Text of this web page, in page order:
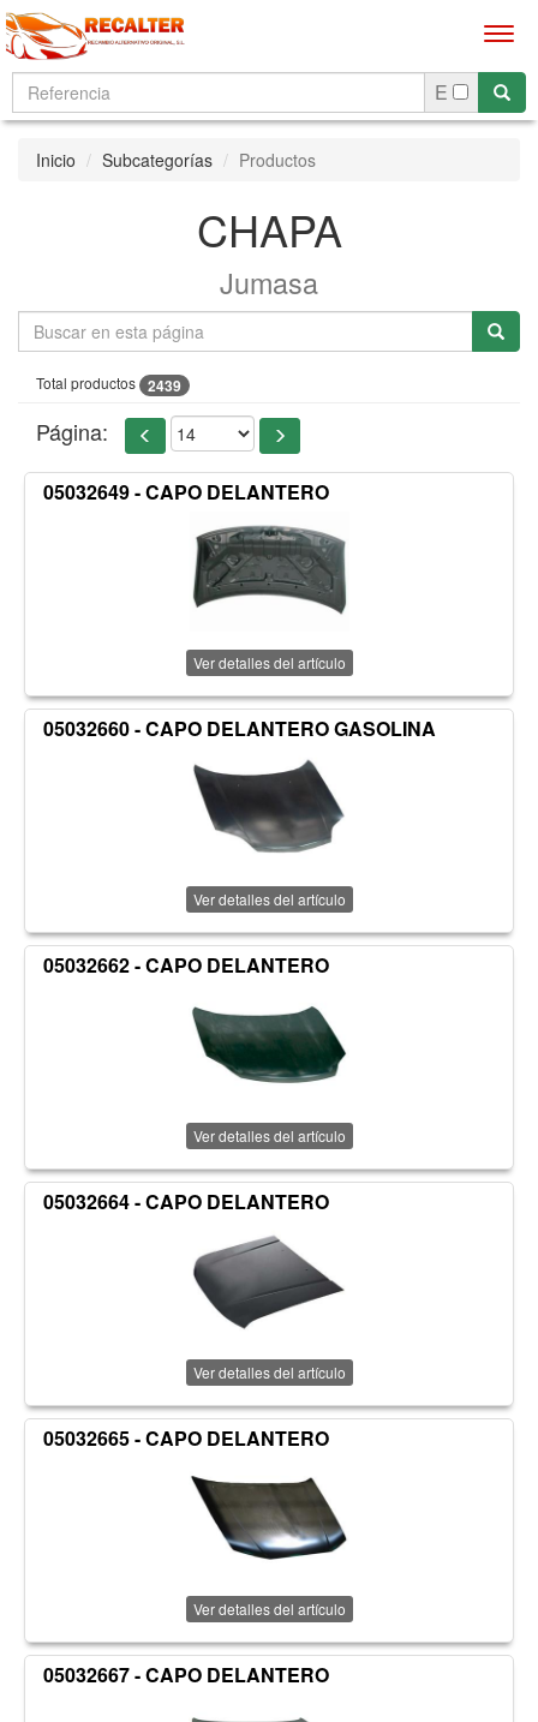
E
Inicio Subcategorías Productos
CHAPA
Jumasa
Total productos 2439
Página:
05032649 - CAPO DELANTERO
Ver detalles del artículo
05032660 - CAPO DELANTERO GASOLINA
Ver detalles del artículo
05032662 - CAPO DELANTERO
Ver detalles del artículo
05032664 - CAPO DELANTERO
Ver detalles del artículo
05032665 - CAPO DELANTERO
Ver detalles del artículo
05032667 - CAPO DELANTERO